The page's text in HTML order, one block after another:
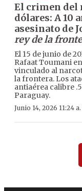
El crimen del
dólares: A 10
asesinato de
rey de la
El 15 de junio de
Rafaat Toumani
vinculado al
la frontera. Los
antiaérea calibre
Paraguay.
Junio 14, 2026 11:24